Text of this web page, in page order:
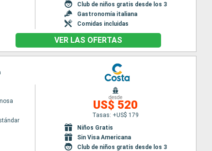
Club de niños gratis desde los 3
Gastronomía italiana
Comidas incluidas
VER LAS OFERTAS
desde
US$ 520
Tasas: +US$ 179
Niños Gratis
Sin Visa Americana
Club de niños gratis desde los 3